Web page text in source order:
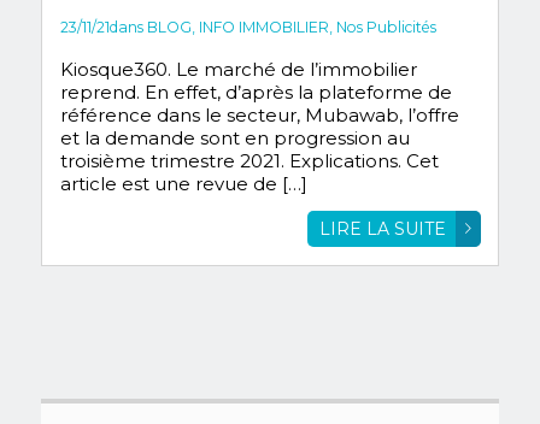
23/11/21dans BLOG, INFO IMMOBILIER, Nos Publicités
Kiosque360. Le marché de l’immobilier
reprend. En effet, d’après la plateforme de
référence dans le secteur, Mubawab, l’offre
et la demande sont en progression au
troisième trimestre 2021. Explications. Cet
article est une revue de […]
LIRE LA SUITE